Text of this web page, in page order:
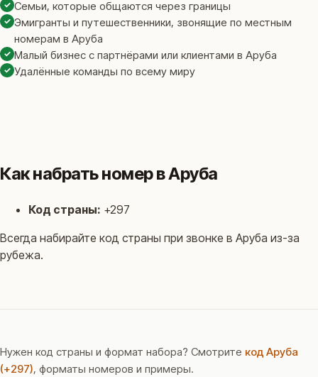
✓ Семьи, которые общаются через границы
✓ Эмигранты и путешественники, звонящие по местным
номерам в Аруба
✓ Малый бизнес с партнёрами или клиентами в Аруба
✓ Удалённые команды по всему миру
Как набрать номер в Аруба
Код страны: +297
Всегда набирайте код страны при звонке в Аруба из-за
рубежа.
Нужен код страны и формат набора? Смотрите код Аруба
(+297), форматы номеров и примеры.